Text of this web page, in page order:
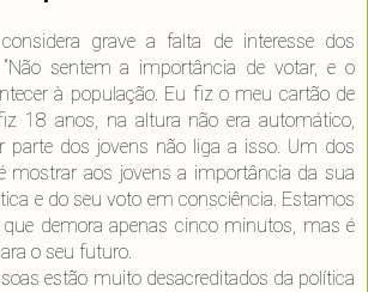
grave a falta de interesse dos
sentem a importância de votar, e o
à população. Eu fiz o meu cartão de
18 anos, na altura não era automático,
parte dos jovens não liga a isso. Um dos
mostrar aos jovens a importância da sua
e do seu voto em consciência. Estamos
demora apenas cinco minutos, mas é
o seu futuro.
estão muito desacreditados da política